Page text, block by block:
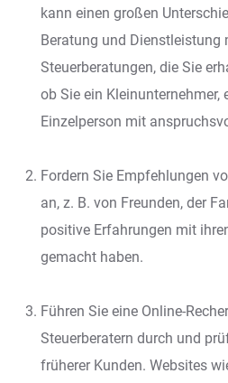
kann einen großen
Beratung und Dienstleistung
Steuerberatungen, die Sie
ob Sie ein Kleinunternehmer,
Einzelperson mit
Fordern Sie Empfehlungen
an, z. B. von Freunden, der
positive Erfahrungen mit
gemacht haben.
Führen Sie eine Online-
Steuerberatern durch und
früherer Kunden. Websites